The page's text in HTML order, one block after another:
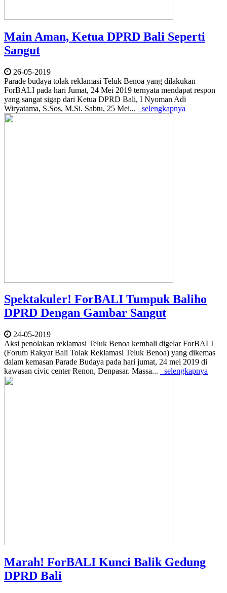
Main Aman, Ketua DPRD Bali Seperti
Sangut
26-05-2019
Parade budaya tolak reklamasi Teluk Benoa yang dilakukan
ForBALI pada hari Jumat, 24 Mei 2019 ternyata mendapat respon
yang sangat sigap dari Ketua DPRD Bali, I Nyoman Adi
Wiryatama, S.Sos, M.Si. Sabtu, 25 Mei...
selengkapnya
Spektakuler! ForBALI Tumpuk Baliho
DPRD Dengan Gambar Sangut
24-05-2019
Aksi penolakan reklamasi Teluk Benoa kembali digelar ForBALI
(Forum Rakyat Bali Tolak Reklamasi Teluk Benoa) yang dikemas
dalam kemasan Parade Budaya pada hari jumat, 24 mei 2019 di
kawasan civic center Renon, Denpasar. Massa...
selengkapnya
Marah! ForBALI Kunci Balik Gedung
DPRD Bali